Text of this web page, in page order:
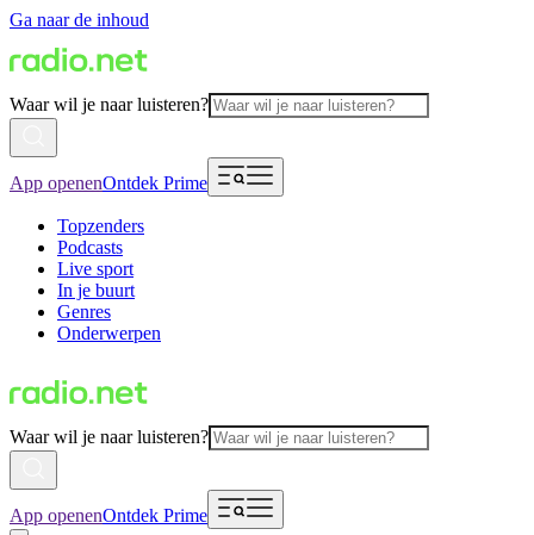
Ga naar de inhoud
Waar wil je naar luisteren?
App openenOntdek Prime
Topzenders
Podcasts
Live sport
In je buurt
Genres
Onderwerpen
Waar wil je naar luisteren?
App openenOntdek Prime